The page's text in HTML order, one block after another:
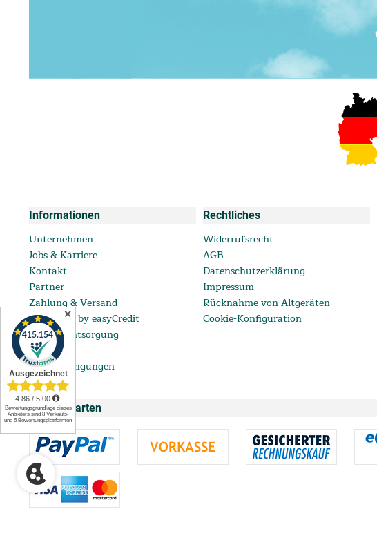
Informationen
Unternehmen
Jobs & Karriere
Kontakt
Partner
Zahlung & Versand
ratenkauf by easyCredit
Batterieentsorgung
FAQ
Lieferbedingungen
Rechtliches
Widerrufsrecht
AGB
Datenschutzerklärung
Impressum
Rücknahme von Altgeräten
Cookie-Konfiguration
Zahlungsarten
✕